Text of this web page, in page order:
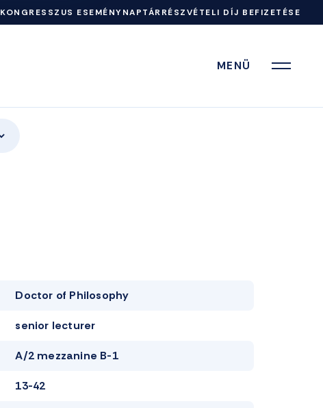
KONGRESSZUS ESEMÉNYNAPTÁRRÉSZVÉTELI DÍJ BEFIZETÉSE
MENÜ
Doctor of Philosophy
senior lecturer
A/2 mezzanine B-1
13-42